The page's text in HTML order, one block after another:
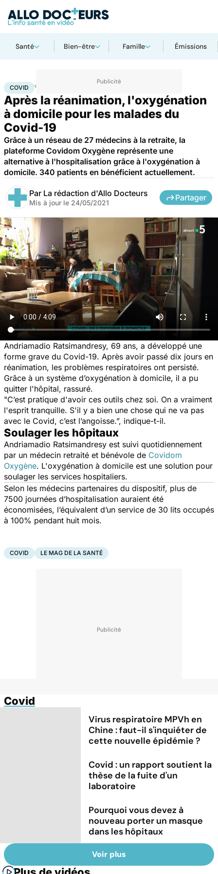
Santé Bien-être Famille Émissions
Accueil Santé
COVID
Après la réanimation, l'oxygénation
à domicile pour les malades du
Covid-19
Grâce à un réseau de 27 médecins à la retraite, la
plateforme Covidom Oxygène représente une
alternative à l'hospitalisation grâce à l'oxygénation à
domicile. 340 patients en bénéficient actuellement.
Par La rédaction d'Allo Docteurs
Mis à jour le 24/05/2021
Partager
Andriamadio Ratsimandresy, 69 ans, a développé une
forme grave du Covid-19. Après avoir passé dix jours en
réanimation, les problèmes respiratoires ont persisté.
Grâce à un système d’oxygénation à domicile, il a pu
quitter l'hôpital, rassuré.
"C’est pratique d'avoir ces outils chez soi. On a vraiment
l'esprit tranquille. S'il y a bien une chose qui ne va pas
avec le Covid, c’est l’angoisse.”, indique-t-il.
Soulager les hôpitaux
Andriamadio Ratsimandresy est suivi quotidiennement
par un médecin retraité et bénévole de Covidom
Oxygène. L'oxygénation à domicile est une solution pour
soulager les services hospitaliers.
Selon les médecins partenaires du dispositif, plus de
7500 journées d’hospitalisation auraient été
économisées, l’équivalent d’un service de 30 lits occupés
à 100% pendant huit mois.
COVID LE MAG DE LA SANTÉ
Covid
Virus respiratoire MPVh en
Chine : faut-il s'inquiéter de
cette nouvelle épidémie ?
Covid : un rapport soutient la
thèse de la fuite d'un
laboratoire
Pourquoi vous devez à
nouveau porter un masque
dans les hôpitaux
Voir plus